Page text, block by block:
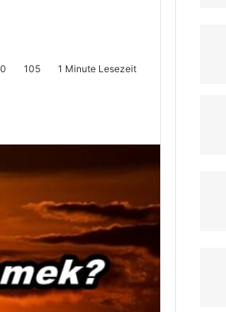
0 105 1 Minute Lesezeit